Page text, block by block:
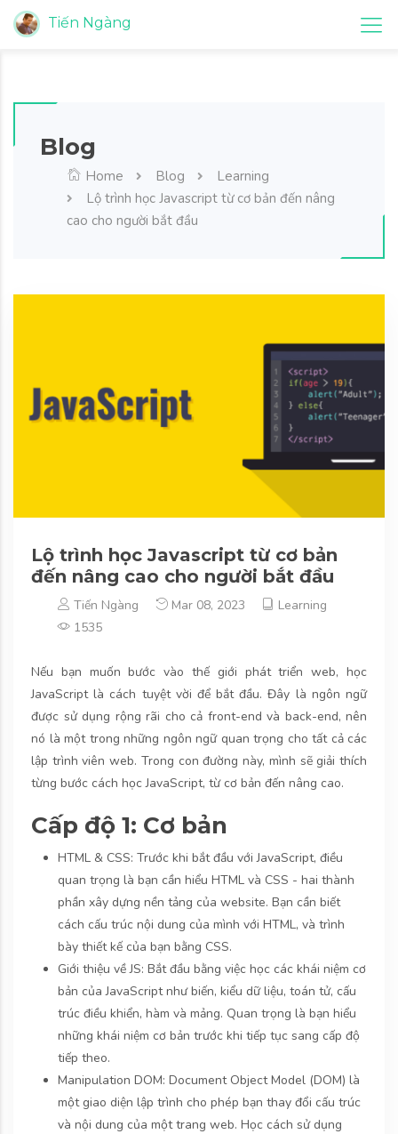
Tiến Ngàng
Blog
Home Blog
Learning
Lộ trình học Javascript từ cơ bản đến nâng
cao cho người bắt đầu
Lộ trình học Javascript từ cơ bản
đến nâng cao cho người bắt đầu
Tiến Ngàng Mar 08, 2023
Learning
1535
Nếu bạn muốn bước vào thế giới phát triển web, học
JavaScript là cách tuyệt vời để bắt đầu. Đây là ngôn ngữ
được sử dụng rộng rãi cho cả front-end và back-end, nên
nó là một trong những ngôn ngữ quan trọng cho tất cả các
lập trình viên web. Trong con đường này, mình sẽ giải thích
từng bước cách học JavaScript, từ cơ bản đến nâng cao.
Cấp độ 1: Cơ bản
HTML & CSS: Trước khi bắt đầu với JavaScript, điều
quan trọng là bạn cần hiểu HTML và CSS - hai thành
phần xây dựng nền tảng của website. Bạn cần biết
cách cấu trúc nội dung của mình với HTML, và trình
bày thiết kế của bạn bằng CSS.
Giới thiệu về JS: Bắt đầu bằng việc học các khái niệm cơ
bản của JavaScript như biến, kiểu dữ liệu, toán tử, cấu
trúc điều khiển, hàm và mảng. Quan trọng là bạn hiểu
những khái niệm cơ bản trước khi tiếp tục sang cấp độ
tiếp theo.
Manipulation DOM: Document Object Model (DOM) là
một giao diện lập trình cho phép bạn thay đổi cấu trúc
và nội dung của một trang web. Học cách sử dụng